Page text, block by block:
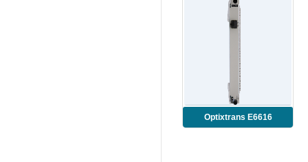
Optixtrans E6616